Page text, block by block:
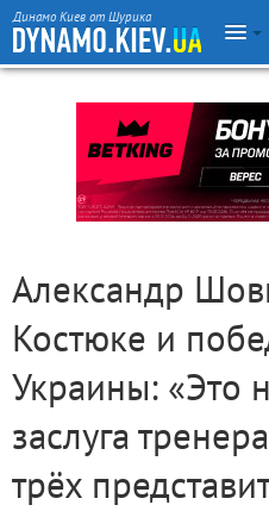
Динамо Киев от Шурика
Александр
Костюке и
Украины: «Это
заслуга
трёх